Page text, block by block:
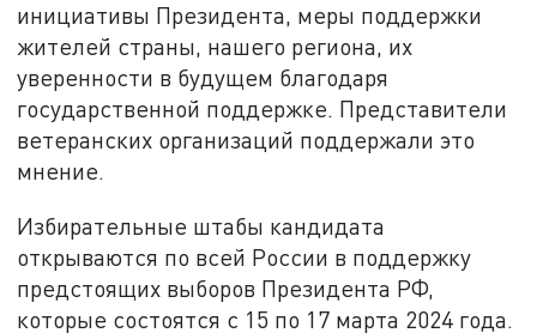
инициативы Президента, меры поддержки
жителей страны, нашего региона, их
уверенности в будущем благодаря
государственной поддержке. Представители
ветеранских организаций поддержали это
мнение.
Избирательные штабы кандидата
открываются по всей России в поддержку
предстоящих выборов Президента РФ,
которые состоятся с 15 по 17 марта 2024 года.